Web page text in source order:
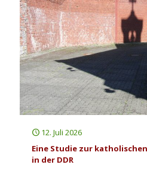
12. Juli 2026
Eine Studie zur
in der DDR